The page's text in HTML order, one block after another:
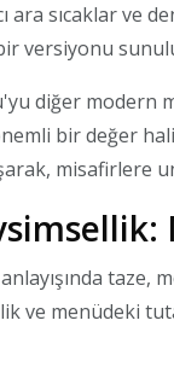
ara sıcaklar ve
versiyonu
diğer modern
bir değer
taze,
ve menüdeki